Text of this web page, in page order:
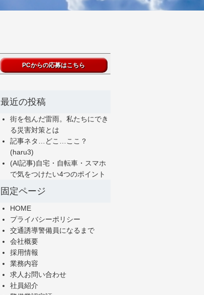
最近の投稿
街を包んだ雷雨。私たちにでき
る災害対策とは
記事ネタ…どこ…ここ？
(haru3)
(AI記事)自宅・自転車・スマホ
で気をつけたい4つのポイント
固定ページ
HOME
プライバシーポリシー
交通誘導警備員になるまで
会社概要
採用情報
業務内容
求人お問い合わせ
社員紹介